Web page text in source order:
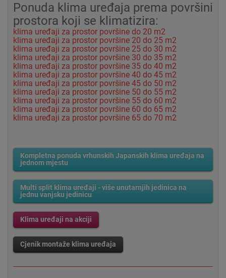
Ponuda klima uređaja prema površini
prostora koji se klimatizira:
klima uređaji za prostor površine do 20 m2
klima uređaji za prostor površine 20 do 25 m2
klima uređaji za prostor površine 25 do 30 m2
klima uređaji za prostor površine 30 do 35 m2
klima uređaji za prostor površine 35 do 40 m2
klima uređaji za prostor površine 40 do 45 m2
klima uređaji za prostor površine 45 do 50 m2
klima uređaji za prostor površine 50 do 55 m2
klima uređaji za prostor površine 55 do 60 m2
klima uređaji za prostor površine 60 do 65 m2
klima uređaji za prostor površine 65 do 70 m2
Kompletna ponuda vrhunskih Japanskih klima uređaja na
jednom mjestu
Multi split klima uređaji - više unutarnjih jedinica na
jednu vanjsku jedinicu
Klima uređaji na akciji
Cjenik montaže klima uređaja